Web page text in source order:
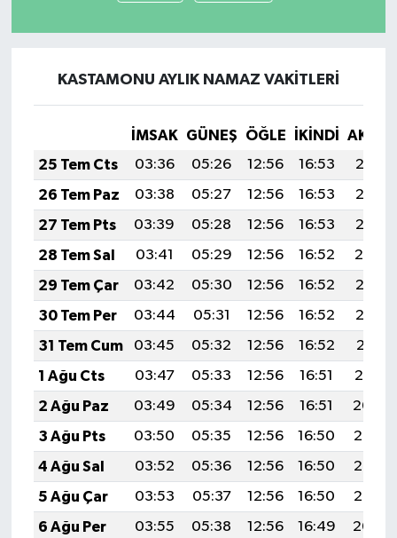
KASTAMONU AYLIK NAMAZ VAKITLERI
İMSAK GÜNEŞ ÖĞLE İKINDI
25 Tem Cts
03:36 05:26 12:56 16:53
20:17
26 Tem Paz
03:38 05:27 12:56 16:53
20:16
27 Tem Pts
03:39 05:28 12:56 16:53
20:15
28 Tem Sal
03:41 05:29 12:56 16:52
20:14
29 Tem Çar
03:42 05:30 12:56 16:52
20:13
30 Tem Per
03:44 05:31 12:56 16:52
20:12
31 Tem Cum
03:45 05:32 12:56 16:52
20:11
1 Ağu Cts
03:47 05:33 12:56 16:51
20:10
2 Ağu Paz
03:49 05:34 12:56 16:51
20:09
3 Ağu Pts
03:50 05:35 12:56 16:50
20:08
4 Ağu Sal
03:52 05:36 12:56 16:50
20:07
5 Ağu Çar
03:53 05:37 12:56 16:50
20:05
6 Ağu Per
03:55 05:38 12:56 16:49
20:04